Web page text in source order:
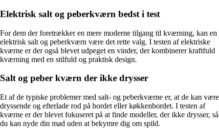
Elektrisk salt og peberkværn bedst i test
For dem der foretrækker en mere moderne tilgang til kværning, kan en
elektrisk salt og peberkværn være det rette valg. I testen af elektriske
kværne er der også blevet udpeget en vinder, der kombinerer kraftfuld
kværning med en stilfuld og praktisk design.
Salt og peber kværn der ikke drysser
Et af de typiske problemer med salt- og peberkværne er, at de kan være
dryssende og efterlade rod på bordet eller køkkenbordet. I testen af
kværne er der blevet fokuseret på at finde modeller, der ikke drysser, så
du kan nyde din mad uden at bekymre dig om spild.